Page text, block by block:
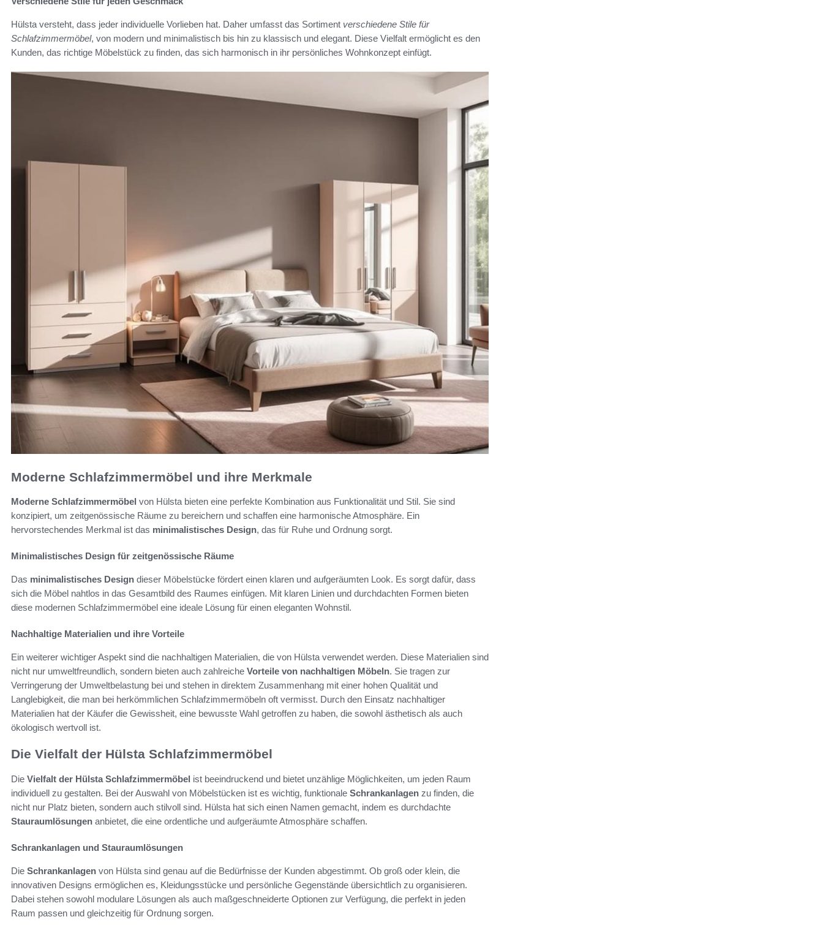
Hülsta versteht, dass jeder individuelle Vorlieben hat. Daher umfasst das Sortiment verschiedene Stile für
Schlafzimmermöbel, von modern und minimalistisch bis hin zu klassisch und elegant. Diese Vielfalt ermöglicht es den
Kunden, das richtige Möbelstück zu finden, das sich harmonisch in ihr persönliches Wohnkonzept einfügt.
Moderne Schlafzimmermöbel und ihre Merkmale
Moderne Schlafzimmermöbel von Hülsta bieten eine perfekte Kombination aus Funktionalität und Stil. Sie sind
konzipiert, um zeitgenössische Räume zu bereichern und schaffen eine harmonische Atmosphäre. Ein
hervorstechendes Merkmal ist das minimalistisches Design, das für Ruhe und Ordnung sorgt.
Minimalistisches Design für zeitgenössische Räume
Das minimalistisches Design dieser Möbelstücke fördert einen klaren und aufgeräumten Look. Es sorgt dafür, dass
sich die Möbel nahtlos in das Gesamtbild des Raumes einfügen. Mit klaren Linien und durchdachten Formen bieten
diese modernen Schlafzimmermöbel eine ideale Lösung für einen eleganten Wohnstil.
Nachhaltige Materialien und ihre Vorteile
Ein weiterer wichtiger Aspekt sind die nachhaltigen Materialien, die von Hülsta verwendet werden. Diese Materialien sind
nicht nur umweltfreundlich, sondern bieten auch zahlreiche Vorteile von nachhaltigen Möbeln. Sie tragen zur
Verringerung der Umweltbelastung bei und stehen in direktem Zusammenhang mit einer hohen Qualität und
Langlebigkeit, die man bei herkömmlichen Schlafzimmermöbeln oft vermisst. Durch den Einsatz nachhaltiger
Materialien hat der Käufer die Gewissheit, eine bewusste Wahl getroffen zu haben, die sowohl ästhetisch als auch
ökologisch wertvoll ist.
Die Vielfalt der Hülsta Schlafzimmermöbel
Die Vielfalt der Hülsta Schlafzimmermöbel ist beeindruckend und bietet unzählige Möglichkeiten, um jeden Raum
individuell zu gestalten. Bei der Auswahl von Möbelstücken ist es wichtig, funktionale Schrankanlagen zu finden, die
nicht nur Platz bieten, sondern auch stilvoll sind. Hülsta hat sich einen Namen gemacht, indem es durchdachte
Stauraumlösungen anbietet, die eine ordentliche und aufgeräumte Atmosphäre schaffen.
Schrankanlagen und Stauraumlösungen
Die Schrankanlagen von Hülsta sind genau auf die Bedürfnisse der Kunden abgestimmt. Ob groß oder klein, die
innovativen Designs ermöglichen es, Kleidungsstücke und persönliche Gegenstände übersichtlich zu organisieren.
Dabei stehen sowohl modulare Lösungen als auch maßgeschneiderte Optionen zur Verfügung, die perfekt in jeden
Raum passen und gleichzeitig für Ordnung sorgen.